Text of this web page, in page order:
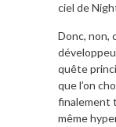
ciel de
Donc, non,
quête
que l’on
finalement
même